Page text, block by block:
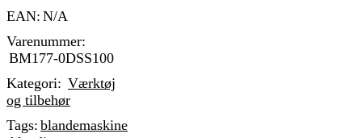
EAN: N/A
Varenummer:
BM177-0DSS100
Kategori: Værktøj
og tilbehør
Tags: blandemaskine